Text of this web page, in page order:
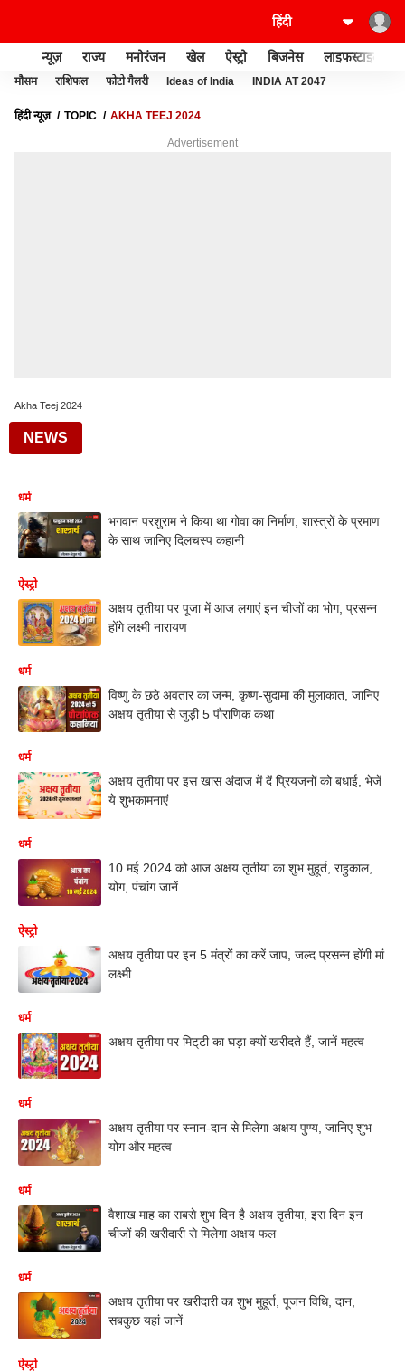
न्यूज़ राज्य मनोरंजन खेल ऐस्ट्रो बिजनेस लाइफस्टाइल
मौसम राशिफल फोटो गैलरी Ideas of India INDIA AT 2047
हिंदी न्यूज़ TOPIC AKHA TEEJ 2024
Advertisement
Akha Teej 2024
NEWS
धर्म
भगवान परशुराम ने किया था गोवा का निर्माण, शास्त्रों के प्रमाण
के साथ जानिए दिलचस्प कहानी
ऐस्ट्रो
अक्षय तृतीया पर पूजा में आज लगाएं इन चीजों का भोग, प्रसन्न
होंगे लक्ष्मी नारायण
धर्म
विष्णु के छठे अवतार का जन्म, कृष्ण-सुदामा की मुलाकात, जानिए
अक्षय तृतीया से जुड़ी 5 पौराणिक कथा
धर्म
अक्षय तृतीया पर इस खास अंदाज में दें प्रियजनों को बधाई, भेजें
ये शुभकामनाएं
धर्म
10 मई 2024 को आज अक्षय तृतीया का शुभ मुहूर्त, राहुकाल,
योग, पंचांग जानें
ऐस्ट्रो
अक्षय तृतीया पर इन 5 मंत्रों का करें जाप, जल्द प्रसन्न होंगी मां
लक्ष्मी
धर्म
अक्षय तृतीया पर मिट्‌टी का घड़ा क्यों खरीदते हैं, जानें महत्व
धर्म
अक्षय तृतीया पर स्नान-दान से मिलेगा अक्षय पुण्य, जानिए शुभ
योग और महत्व
धर्म
वैशाख माह का सबसे शुभ दिन है अक्षय तृतीया, इस दिन इन
चीजों की खरीदारी से मिलेगा अक्षय फल
धर्म
अक्षय तृतीया पर खरीदारी का शुभ मुहूर्त, पूजन विधि, दान,
सबकुछ यहां जानें
ऐस्ट्रो